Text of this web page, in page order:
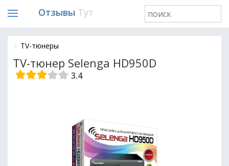
Отзывы Тут
TV-тюнеры
TV-тюнер Selenga HD950D
3.4